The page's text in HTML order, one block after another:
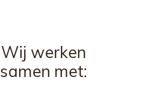
Wij werken
samen met: